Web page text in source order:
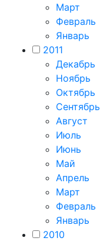
Март
Февраль
Январь
2011
Декабрь
Ноябрь
Октябрь
Сентябрь
Август
Июль
Июнь
Май
Апрель
Март
Февраль
Январь
2010